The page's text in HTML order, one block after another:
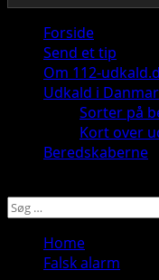
Primary
Menu
Forside
Send et tip
Om 112-
Udkald i
Sorter på
Kort over
Beredskaberne
Søg
Home
Falsk alarm